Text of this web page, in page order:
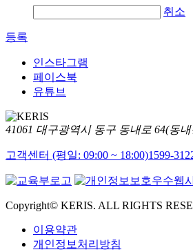
취소
등록
인스타그램
페이스북
유튜브
41061 대구광역시 동구 동내로 64(동
고객센터 (평일: 09:00 ~ 18:00)1599-
Copyright© KERIS. ALL RIGHTS
이용약관
개인정보처리방침